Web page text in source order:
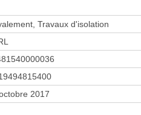
Travaux d'isolation
2017